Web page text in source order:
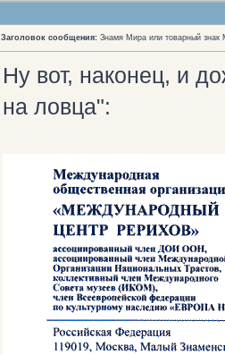
Заголовок сообщения: Знамя Мира или товарный
Ну вот, наконец, и
на ловца":